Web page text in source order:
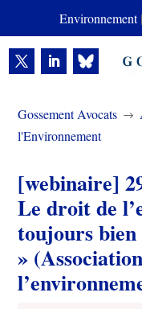
Environnement|
Gossement Avocats $
l'Environnement
[webinaire]
Le droit de
toujours bien
»